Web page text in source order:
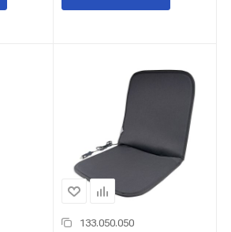
133.050.050